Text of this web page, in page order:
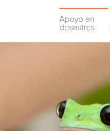
Apoyo en
desastres